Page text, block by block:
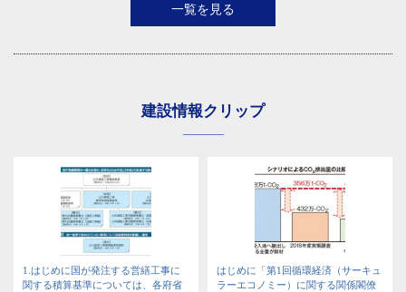
一覧を見る
建設情報クリップ
1.はじめに国が発注する営繕工事に
関する積算基準については、各府省
はじめに「第1回循環経済（サーキュ
ラーエコノミー）に関する関係閣僚